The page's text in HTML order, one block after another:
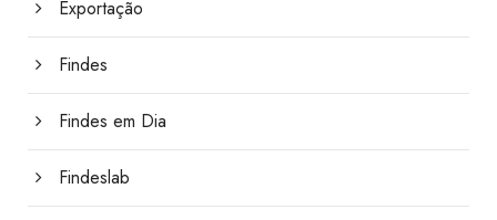
Exportação
Findes
Findes em Dia
Findeslab